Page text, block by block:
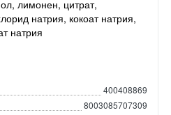
лимонен, цитрат,
натрия, кокоат натрия,
натрия
400408869
8003085707309